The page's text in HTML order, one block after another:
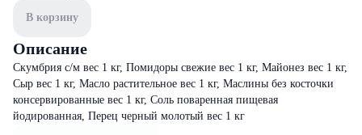
В корзину
Описание
Скумбрия с/м вес 1 кг, Помидоры свежие вес 1 кг, Майонез вес 1 кг,
Сыр вес 1 кг, Масло растительное вес 1 кг, Маслины без косточки
консервированные вес 1 кг, Соль поваренная пищевая
йодированная, Перец черный молотый вес 1 кг